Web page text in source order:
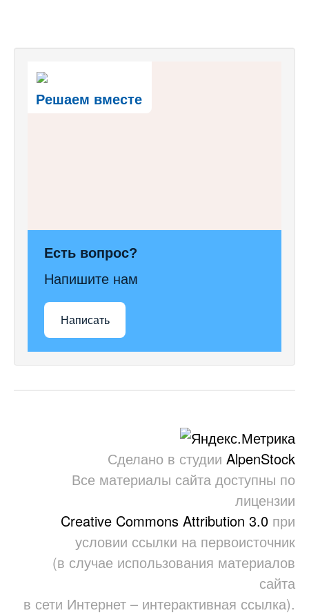
Решаем вместе
Есть вопрос?
Напишите нам
Написать
Сделано в студии AlpenStock
Все материалы сайта доступны по
лицензии
Creative Commons Attribution 3.0 при
условии ссылки на первоисточник
(в случае использования материалов
сайта
в сети Интернет – интерактивная ссылка).